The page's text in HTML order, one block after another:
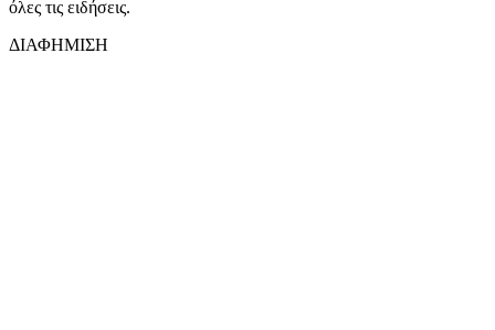
όλες τις ειδήσεις.
ΔΙΑΦΗΜΙΣΗ